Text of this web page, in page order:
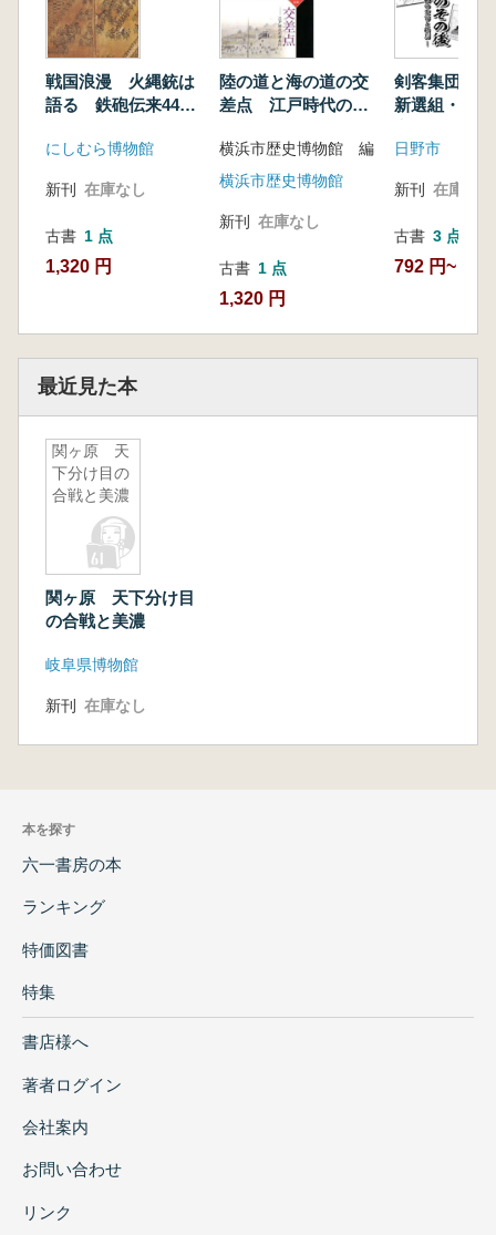
戦国浪漫 火縄銃は
語る 鉄砲伝来444
にしむら博物館
新刊 在庫なし
古書 1 点
1,320 円
陸の道と海の道の交
差点 江戸時代の神
周年記念
横浜市歴史博物館 編
横浜市歴史博物館
新刊 在庫なし
古書 1 点
1,320 円
剣客集団の
新選組・新
日野市
新刊 在庫なし
古書 3 点
792 円~
最近見た本
関ヶ原 天
下分け目の
合戦と美濃
関ヶ原 天下分け目
の合戦と美濃
岐阜県博物館
新刊 在庫なし
本を探す
六一書房の本
ランキング
特価図書
特集
書店様へ
著者ログイン
会社案内
お問い合わせ
リンク